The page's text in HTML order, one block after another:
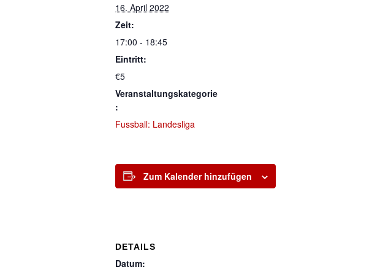
16. April 2022
Zeit:
17:00 - 18:45
Eintritt:
€5
Veranstaltungskategorie
:
Fussball: Landesliga
Zum Kalender hinzufügen
DETAILS
Datum: